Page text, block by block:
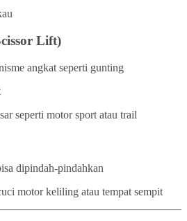
Lift)
angkat seperti gunting
seperti motor sport atau trail
dipindah-pindahkan
motor keliling atau tempat sempit